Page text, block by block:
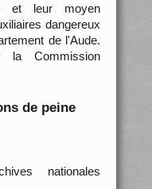
et leur moyen
dangereux
de l'Aude.
la Commission
de peine
nationales